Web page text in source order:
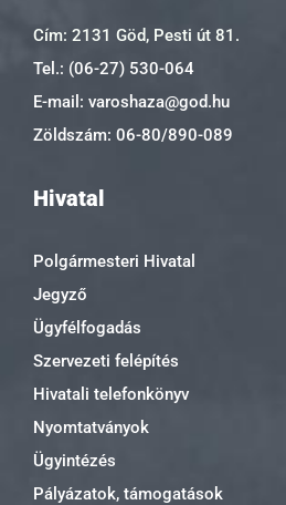
Cím: 2131 Göd, Pesti út 81.
Tel.: (06-27) 530-064
E-mail: varoshaza@god.hu
Zöldszám: 06-80/890-089
Hivatal
Polgármesteri Hivatal
Jegyző
Ügyfélfogadás
Szervezeti felépítés
Hivatali telefonkönyv
Nyomtatványok
Ügyintézés
Pályázatok, támogatások